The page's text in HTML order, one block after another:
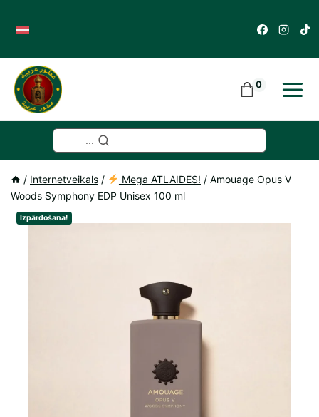
content
0
/ Internetveikals / Mega ATLAIDES! / Amouage Opus V
Woods Symphony EDP Unisex 100 ml
Izpārdošana!